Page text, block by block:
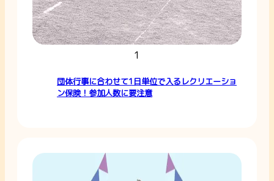
1
団体行事に合わせて1日単位で入るレクリエーショ
ン保険！参加人数に要注意